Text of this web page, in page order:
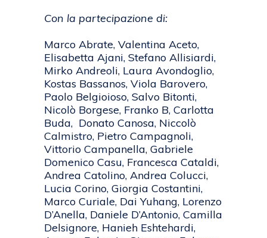
Con la partecipazione di:
Marco Abrate, Valentina Aceto,
Elisabetta Ajani, Stefano Allisiardi,
Mirko Andreoli, Laura Avondoglio,
Kostas Bassanos, Viola Barovero,
Paolo Belgioioso, Salvo Bitonti,
Nicolò Borgese, Franko B, Carlotta
Buda, Donato Canosa, Niccolò
Calmistro, Pietro Campagnoli,
Vittorio Campanella, Gabriele
Domenico Casu, Francesca Cataldi,
Andrea Catolino, Andrea Colucci,
Lucia Corino, Giorgia Costantini,
Marco Curiale, Dai Yuhang, Lorenzo
D’Anella, Daniele D’Antonio, Camilla
Delsignore, Hanieh Eshtehardi,